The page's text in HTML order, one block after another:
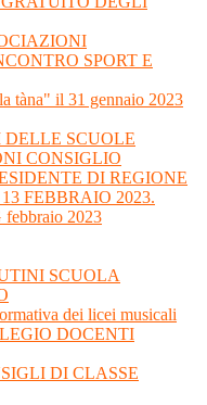
SPORT E
tàna" il 31 gennaio 2023
DELLE SCUOLE
CONSIGLIO
DI REGIONE
FEBBRAIO 2023.
febbraio 2023
SCUOLA
dei licei musicali
DOCENTI
DI CLASSE